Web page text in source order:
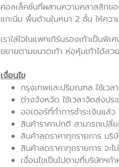
คอลเล็คชั่นที่ผสานความคลาสสิกข
แกะนิ่ม พื้นด้านในหนา 2 ชั้น ให้คว
เราใส่ใจในแพทเทิร์นรองเท้าเป็น
ขยายตามขนาดเท้า ห่อหุ้มเท้าได้สว
เงื่อนไข
กรุงเทพและปริมณฑล ใช้เวล
ต่างจังหวัด ใช้เวลาจัดส่งป
ออเดอร์ที่ทำการชำระเงินแล้
สินค้าราคาปกติ สามารถเปลี่
สินค้าลดราคาทุกรายการ บ
สินค้าลดราคาทุกรายการ จะไ
เงื่อนไขเป็นไปตามที่บริษัทฯก